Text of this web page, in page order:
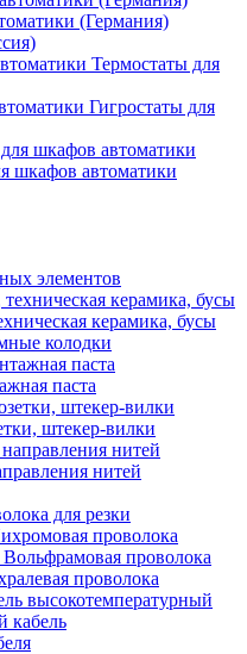
(Германия)
Термостаты для
Гигростаты для
шкафов автоматики
элементов
керамика, бусы
колодки
паста
штекер-вилки
нитей
для резки
проволока
Вольфрамовая проволока
проволока
высокотемпературный
кабель